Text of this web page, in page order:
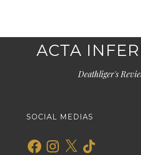
ACTA
Deathliger's
SOCIAL MEDIAS
FacebookInstagram
X TikTok